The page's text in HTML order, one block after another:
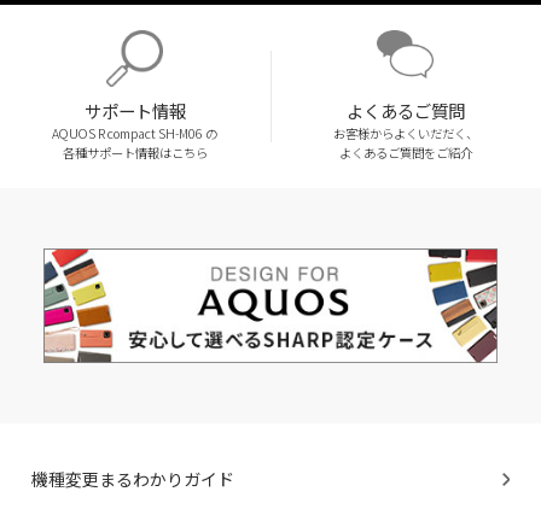
一覧を見る
サポート情報
AQUOS R compact SH-M06 の
各種サポート情報はこちら
よくあるご質問
お客様からよくいだだく、
よくあるご質問をご紹介
機種変更まるわかりガイド